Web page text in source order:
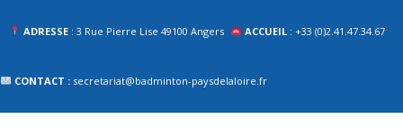
ADRESSE : 3 Rue Pierre Lise 49100 Angers ACCUEIL : +33 (0)2.41.47.34.67
CONTACT : secretariat@badminton-paysdelaloire.fr